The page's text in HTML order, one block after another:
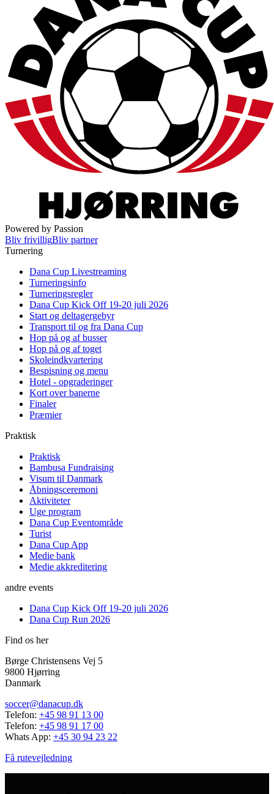
Powered by Passion
Bliv frivilligBliv partner
Turnering
Dana Cup Livestreaming
Turneringsinfo
Turneringsregler
Dana Cup Kick Off 19-20 juli 2026
Start og deltagergebyr
Transport til og fra Dana Cup
Hop på og af busser
Hop på og af toget
Skoleindkvartering
Bespisning og menu
Hotel - opgraderinger
Kort over banerne
Finaler
Præmier
Praktisk
Praktisk
Bambusa Fundraising
Visum til Danmark
Åbningsceremoni
Aktiviteter
Uge program
Dana Cup Eventområde
Turist
Dana Cup App
Medie bank
Medie akkreditering
andre events
Dana Cup Kick Off 19-20 juli 2026
Dana Cup Run 2026
Find os her
Børge Christensens Vej 5
9800 Hjørring
Danmark
soccer@danacup.dk
Telefon: +45 98 91 13 00
Telefon: +45 98 91 17 00
Whats App: +45 30 94 23 22
Få rutevejledning